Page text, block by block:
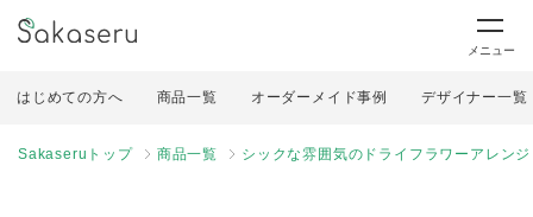
メニュー
はじめての方へ 商品一覧 オーダーメイド事例 デザイナー一覧
Sakaseruトップ 商品一覧 シックな雰囲気のドライフラワーアレン